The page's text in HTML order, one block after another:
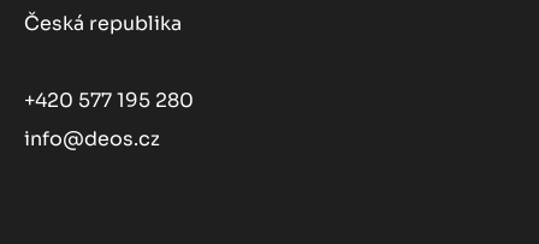
Česká republika
+420 577 195 280
info@deos.cz